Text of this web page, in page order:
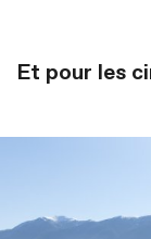
Et pour les